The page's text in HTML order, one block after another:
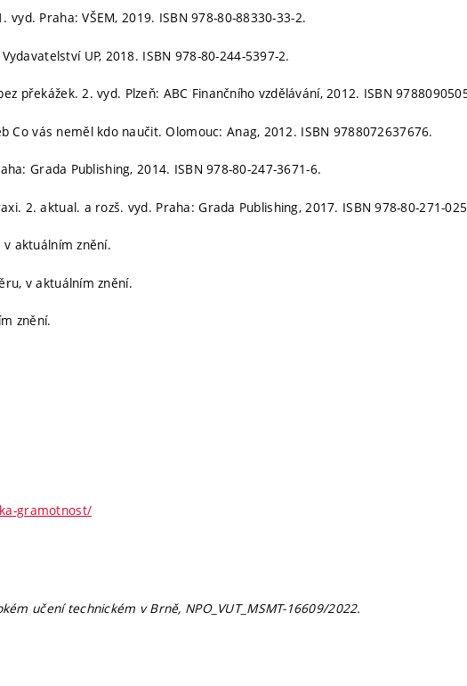
vyd. Praha: VŠEM, 2019. ISBN 978-80-88330-33-2.
UP, 2018. ISBN 978-80-244-5397-2.
překážek. 2. vyd. Plzeň: ABC Finančního vzdělávání, 2012. ISBN
Co vás neměl kdo naučit. Olomouc: Anag, 2012. ISBN 9788072637676.
Grada Publishing, 2014. ISBN 978-80-247-3671-6.
2. aktual. a rozš. vyd. Praha: Grada Publishing, 2017. ISBN 978-80-271-
aktuálním znění.
v aktuálním znění.
znění.
gramotnost/
učení technickém v Brně, NPO_VUT_MSMT-16609/2022.